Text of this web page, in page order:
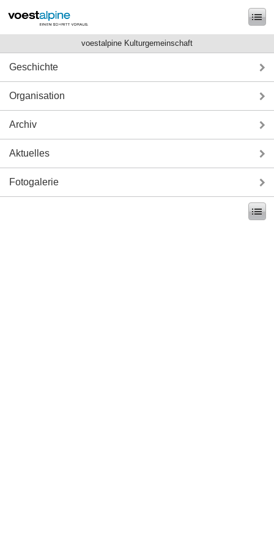
voestalpine Kulturgemeinschaft
Geschichte
Organisation
Archiv
Aktuelles
Fotogalerie